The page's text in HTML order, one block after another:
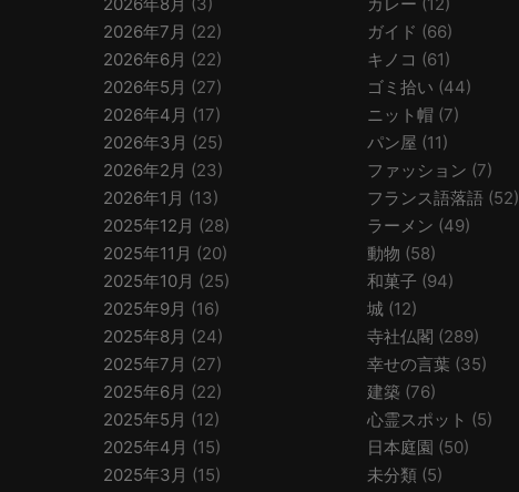
2026年7月 (22)
2026年6月 (22)
2026年5月 (27)
2026年4月 (17)
2026年3月 (25)
2026年2月 (23)
2026年1月 (13)
2025年12月 (28)
2025年11月 (20)
2025年10月 (25)
2025年9月 (16)
2025年8月 (24)
2025年7月 (27)
2025年6月 (22)
2025年5月 (12)
2025年4月 (15)
2025年3月 (15)
ガイド (66)
キノコ (61)
ゴミ拾い (44)
ニット帽 (7)
パン屋 (11)
ファッション (7)
フランス語落語 (52)
ラーメン (49)
動物 (58)
和菓子 (94)
城 (12)
寺社仏閣 (289)
幸せの言葉 (35)
建築 (76)
心霊スポット (5)
日本庭園 (50)
未分類 (5)